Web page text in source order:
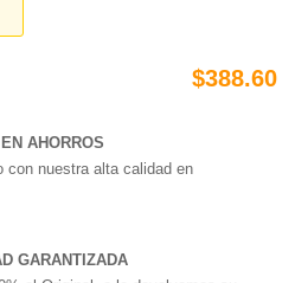
$388.60
AHORROS
con nuestra alta calidad en
GARANTIZADA